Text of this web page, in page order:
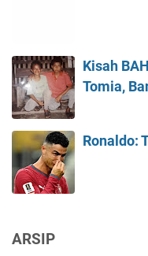
Kisah
Tomia,
Ronaldo:
ARSIP